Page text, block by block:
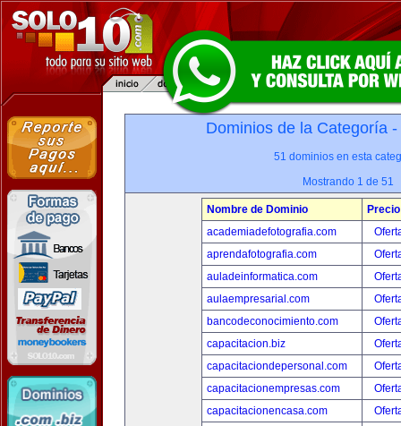
Dominios de la Categoría -
51 dominios en esta
Mostrando 1 de 51
Nombre de Dominio
Precio
academiadefotografia.com
aprendafotografia.com
auladeinformatica.com
aulaempresarial.com
bancodeconocimiento.com
capacitacion.biz
capacitaciondepersonal.com
capacitacionempresas.com
capacitacionencasa.com